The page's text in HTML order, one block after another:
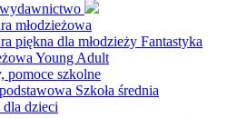
młodzieżowa
piękna dla młodzieży Fantastyka
Young Adult
pomoce szkolne
Szkoła średnia
dzieci